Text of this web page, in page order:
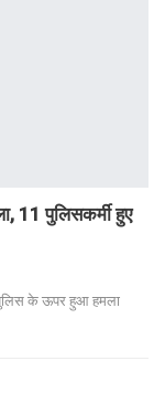
11 पुलिसकर्मी हुए
के ऊपर हुआ हमला